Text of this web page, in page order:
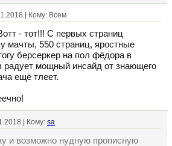
| Кому: Всем
- тот!!! С первых страниц
мачты, 550 страниц, яростные
берсеркер на пол фёдора в
радует мощный инсайд от знающего
ещё тлеет.
| Кому: sa
и возможно нудную прописную